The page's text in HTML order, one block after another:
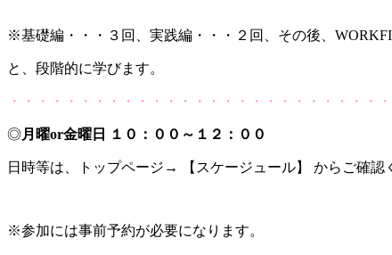
※基礎編・・・３回、実践編・・・２回、その後、
と、段階的に学びます。
・・・・・・・・・・・・・・・・・・・・・・・・・・
◎月曜or金曜日 １０：００～１２：００
日時等は、トップページ→ 【スケージュール】 からご確認
※参加には事前予約が必要になります。